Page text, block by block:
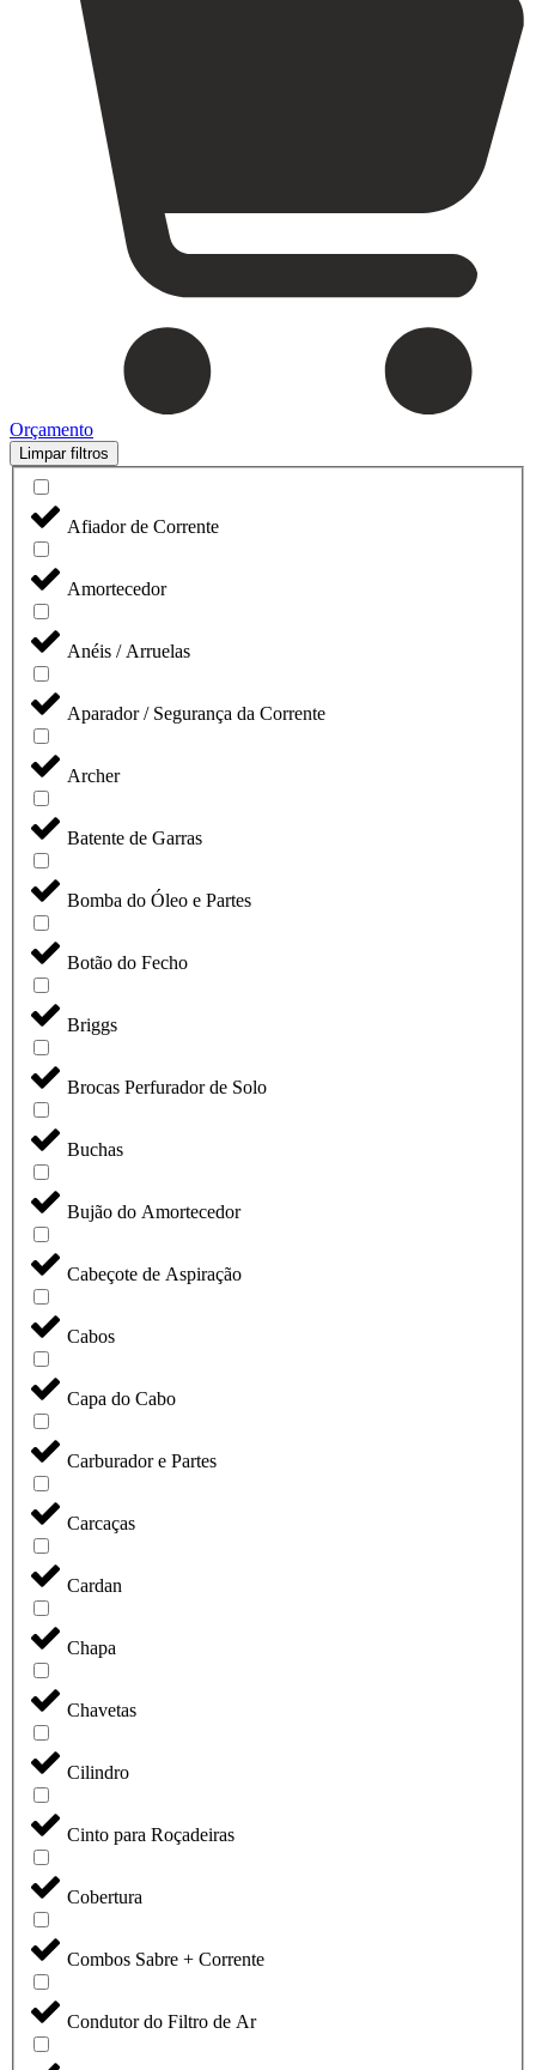
Orçamento
Limpar filtros
Afiador de Corrente
Amortecedor
Anéis / Arruelas
Aparador / Segurança da Corrente
Archer
Batente de Garras
Bomba do Óleo e Partes
Botão do Fecho
Briggs
Brocas Perfurador de Solo
Buchas
Bujão do Amortecedor
Cabeçote de Aspiração
Cabos
Capa do Cabo
Carburador e Partes
Carcaças
Cardan
Chapa
Chavetas
Cilindro
Cinto para Roçadeiras
Cobertura
Combos Sabre + Corrente
Condutor do Filtro de Ar